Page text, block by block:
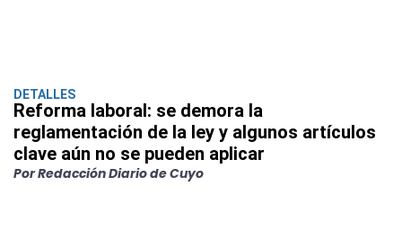
DETALLES
Reforma laboral: se demora la
reglamentación de la ley y algunos artículos
clave aún no se pueden aplicar
Por Redacción Diario de Cuyo